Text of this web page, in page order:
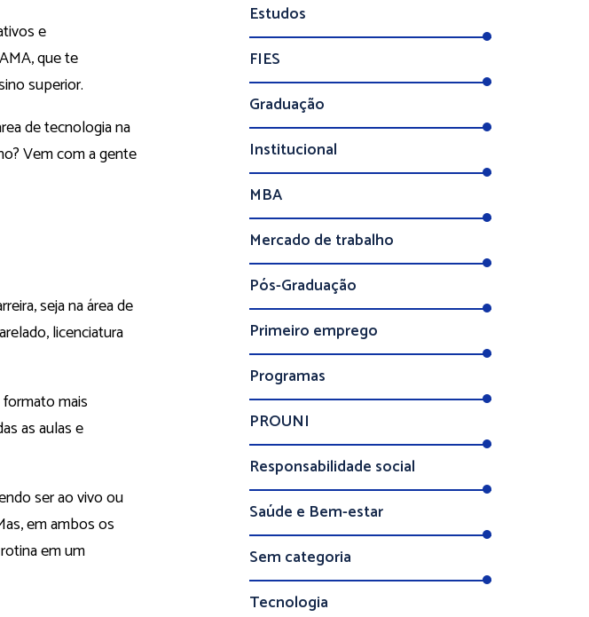
e
que te
superior.
de tecnologia na
Vem com a gente
seja na área de
licenciatura
mais
as aulas e
ser ao vivo ou
em ambos os
em um
Estudos
FIES
Graduação
Institucional
MBA
Mercado de trabalho
Pós-Graduação
Primeiro emprego
Programas
PROUNI
Responsabilidade social
Saúde e Bem-estar
Sem categoria
Tecnologia